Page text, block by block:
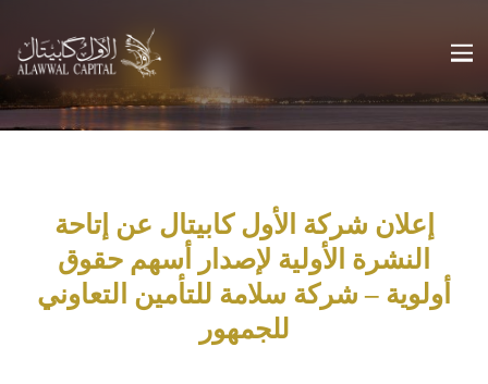
إعلان شركة الأول كابيتال عن إتاحة
النشرة الأولية لإصدار أسهم حقوق
أولوية – شركة سلامة للتأمين التعاوني
للجمهور